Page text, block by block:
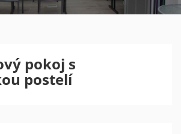
pokoj s
postelí